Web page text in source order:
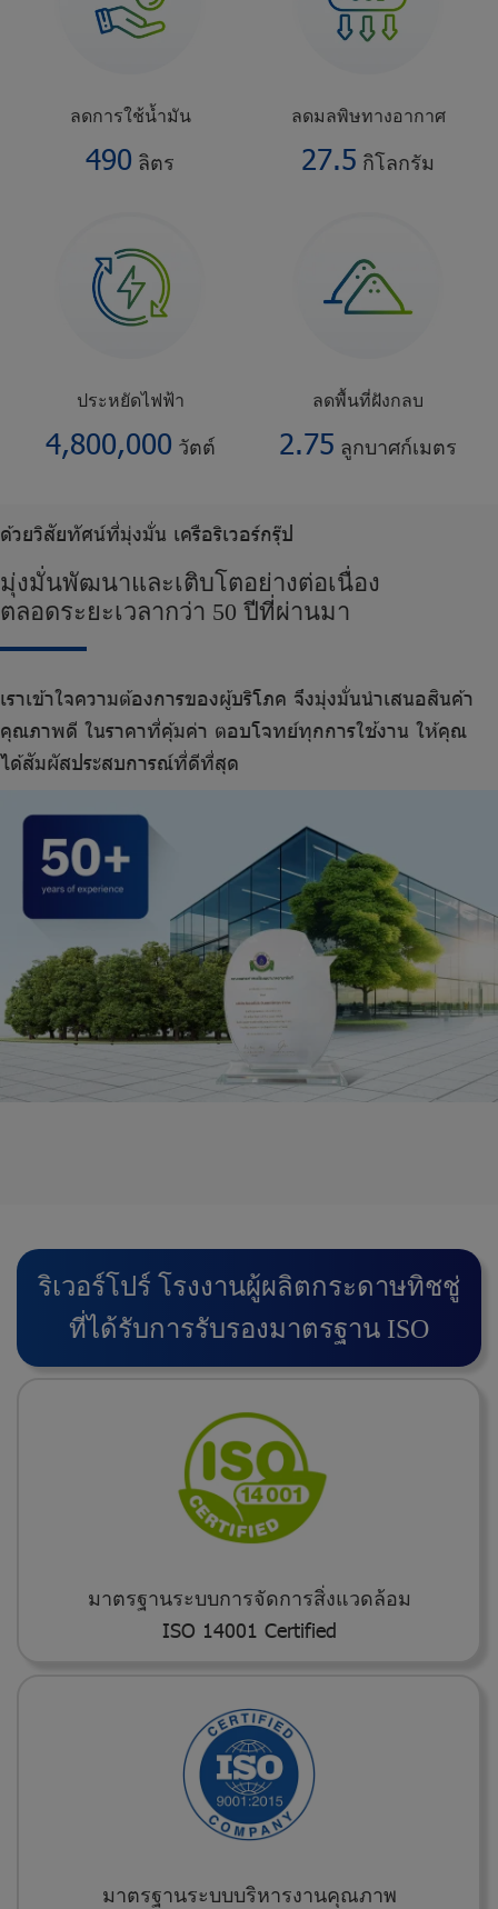
ลดการใช้น้ำมัน
490 ลิตร
ลดมลพิษทางอากาศ
27.5 กิโลกรัม
ป ระหยัดไฟฟ้า
4,800,000 วัตต์
ลดพื้นที่ฝังกลบ
2.75 ลูกบาศก์เมตร
ด้วยวิสัยทัศน์ที่มุ่งมั่น เครือริเวอร์กรุ๊ป
มุ่งมั่นพัฒนาและเติบโตอย่างต่อเนื่อง
ตลอดระยะเวลากว่า 50 ปีที่ผ่านมา
เราเข้าใจความต้องการของผู้บริโภค จึงมุ่งมั่นนำเสนอสินค้า
คุณภาพดี ในราคาที่คุ้มค่า ตอบโจทย์ทุกการใช้งาน ให้คุณ
ได้สัมผัสประสบการณ์ที่ดีที่สุด
ริเวอร์โปร์ โรงงานผู้ผลิตกระดาษทิชชู่
ที่ได้รับการรับรองมาตรฐาน ISO
มาตรฐานระบบการจัดการสิ่งแวดล้อม
ISO 14001 Certified
มาตรฐานระบบบริหารงานคุณภาพ